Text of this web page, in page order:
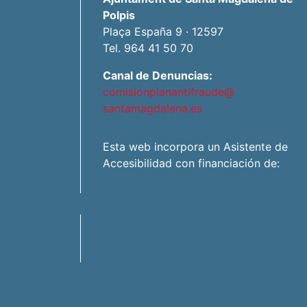
Polpis
Plaça España 9 · 12597
Tel. 964 41 50 70
Canal de Denuncias:
comisionplanantifraude@
santamagdalena.es
Esta web incorpora un Asistente de
Accesibilidad con financiación de: